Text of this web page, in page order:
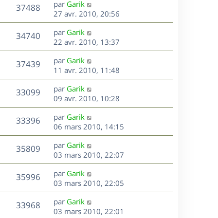
e
s
n
i
e
r
m
e
s
s
a
g
e
37488V
u
s
D
e
r
n
i
e
r
m
e
s
s
a
g
e
par Garik
27 avr. 2010, 20:56
34740V
u
s
D
e
r
n
i
e
r
m
e
s
s
a
g
e
par Garik
22 avr. 2010, 13:37
37439V
u
D
e
r
n
i
e
r
m
e
s
s
a
g
e
par Garik
11 avr. 2010, 11:48
33099V
u
e
s
D
e
r
n
i
e
r
m
e
s
s
a
g
e
par Garik
09 avr. 2010, 10:28
33396V
u
D
e
r
n
i
e
r
m
e
s
s
par Garik
06 mars 2010, 14:15
35809V
u
e
s
D
e
r
n
i
e
r
m
par Garik
03 mars 2010, 22:07
35996V
u
e
D
e
r
n
i
par Garik
03 mars 2010, 22:05
33968V
D
e
par Garik
03 mars 2010, 22:01